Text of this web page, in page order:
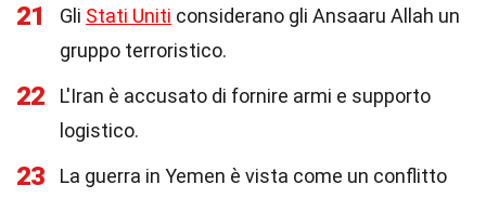
21 Gli Stati Uniti considerano gli Ansaaru Allah un
gruppo terroristico.
22
L'Iran è accusato di fornire armi e supporto
logistico.
23
La guerra in Yemen è vista come un conflitto